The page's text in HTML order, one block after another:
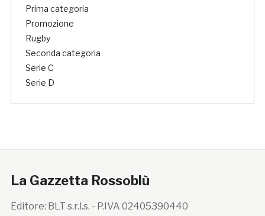
Prima categoria
Promozione
Rugby
Seconda categoria
Serie C
Serie D
La Gazzetta Rossoblù
Editore: BLT s.r.l.s. - P.IVA 02405390440